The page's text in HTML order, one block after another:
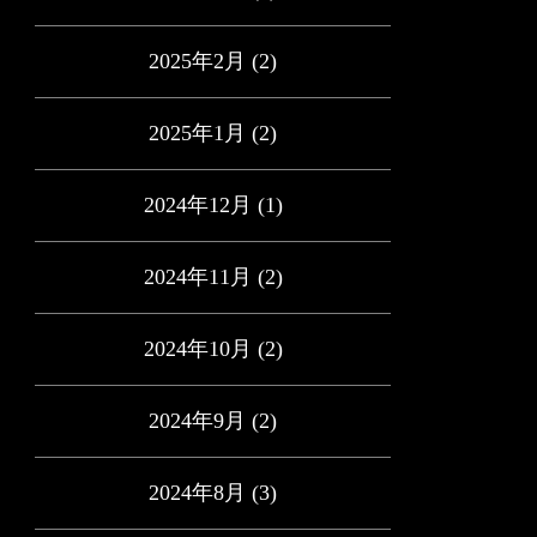
2025年2月 (2)
2025年1月 (2)
2024年12月 (1)
2024年11月 (2)
2024年10月 (2)
2024年9月 (2)
2024年8月 (3)